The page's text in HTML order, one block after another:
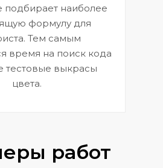
подбирает наиболее
формулу для
Тем самым
время на поиск кода
тестовые выкрасы
цвета.
работ